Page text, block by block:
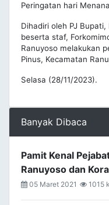
Peringatan hari
Dihadiri oleh PJ
beserta staf,
Ranuyoso melakukan
Pinus, Kecamatan
Selasa (28/11/2023).
Banyak Dibaca
Pamit Kenal
Ranuyoso dan
05 Maret 2021 1015